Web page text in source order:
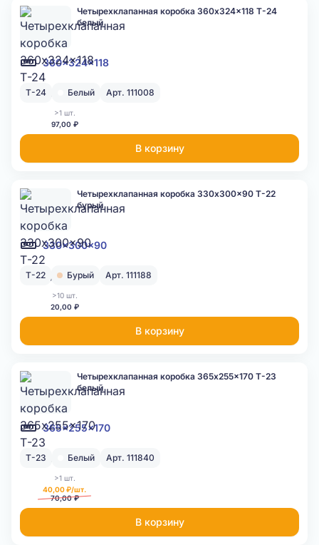
360x324x118
Четырехклапанная коробка 360x324x118 Т-24
белый
Т-24 Белый Арт. 111008
>1 шт.
97,00 ₽
В корзину
330x300x90
Четырехклапанная коробка 330x300x90 Т-22
бурый
Т-22 Бурый Арт. 111188
>10 шт.
20,00 ₽
В корзину
365x255x170
Четырехклапанная коробка 365x255x170 Т-23
белый
Т-23 Белый Арт. 111840
>1 шт.
40,00 ₽/шт.
70,00 ₽
В корзину